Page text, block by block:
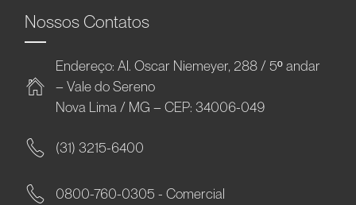
Nossos Contatos
Endereço: Al. Oscar Niemeyer, 288 / 5º andar
– Vale do Sereno
Nova Lima / MG – CEP: 34006-049
(31) 3215-6400
0800-760-0305 - Comercial